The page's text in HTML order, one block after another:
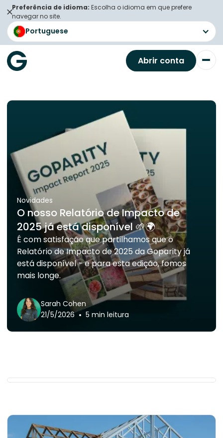
Preferência de idioma: Escolha o idioma em que prefere
navegar no site.
Portuguese
Abrir conta
Novidades
O nosso Relatório de Impacto de
2025 já está disponível 🌱🌍
É com satisfação que partilhamos que o
Relatório de Impacto de 2025 da Goparity já
está disponível - e para esta edição, fomos
mais longe.
Sarah Cohen
21/5/2026 • 5 min leitura